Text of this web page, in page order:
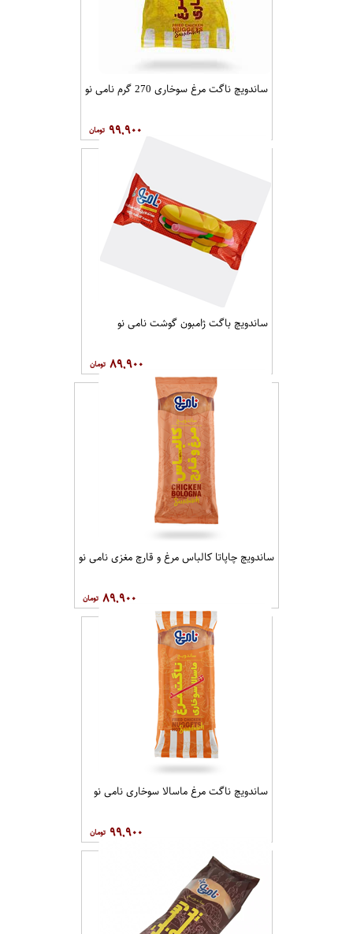
ساندویچ ناگت مرغ سوخاری 270 گرم نامی نو
۹۹,۹۰۰
ساندویچ باگت ژامبون گوشت نامی نو
۸۹,۹۰۰
ساندویچ چاپاتا کالباس مرغ و قارچ مغزی نامی نو
۸۹,۹۰۰
ساندویچ ناگت مرغ ماسالا سوخاری نامی نو
۹۹,۹۰۰